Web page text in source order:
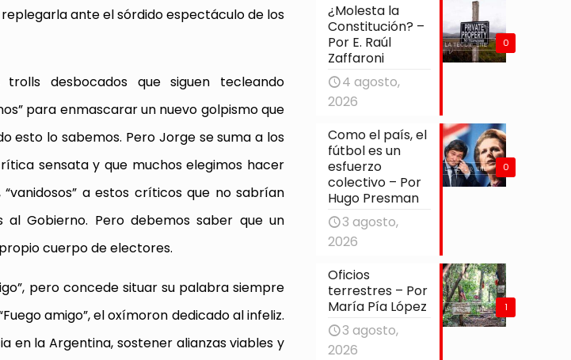
ante el sórdido espectáculo de los
trolls desbocados que siguen tecleando
para enmascarar un nuevo golpismo que
esto lo sabemos. Pero Jorge se suma a los
sensata y que muchos elegimos hacer
a estos críticos que no sabrían
Gobierno. Pero debemos saber que un
cuerpo de electores.
pero concede situar su palabra siempre
amigo”, el oxímoron dedicado al infeliz.
en la Argentina, sostener alianzas viables y
0
¿Molesta la
Constitución? –
Por E. Raúl
Zaffaroni
4 agosto,
2026
0
Como el país, el
fútbol es un
esfuerzo
colectivo – Por
Hugo Presman
3 agosto,
2026
1
Oficios
terrestres – Por
María Pía López
3 agosto,
2026